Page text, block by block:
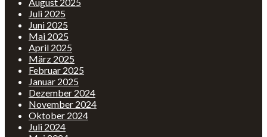
Juli 2025
Juni 2025
Mai 2025
April 2025
März 2025
Februar 2025
Januar 2025
Dezember 2024
November 2024
Oktober 2024
Juli 2024